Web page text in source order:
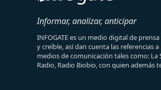
Informar, analizar, anticipar
INFOGATE es un medio digital de
y creíble, así dan cuenta las referencias
medios de comunicación tales como: La
Radio, Radio Biobio, con quien además